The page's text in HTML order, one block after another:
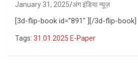
January 31, 2025 अंग इंडिया न्यूज़
[3d-flip-book id=”891″ ][/3d-flip-book]
Tags: 31.01.2025 E-Paper